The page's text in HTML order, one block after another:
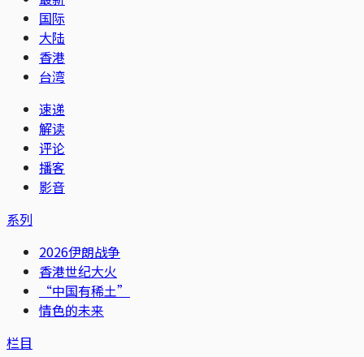
国际
大陆
香港
台湾
速递
解读
评论
播客
影音
系列
2026伊朗战争
香港世纪大火
“中国有稀土”
情色的未来
栏目